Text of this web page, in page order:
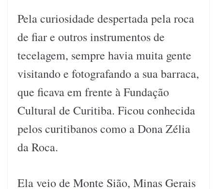
Pela curiosidade despertada pela roca
de fiar e outros instrumentos de
tecelagem, sempre havia muita gente
visitando e fotografando a sua barraca,
que ficava em frente à Fundação
Cultural de Curitiba. Ficou conhecida
pelos curitibanos como a Dona Zélia
da Roca.
Ela veio de Monte Sião, Minas Gerais